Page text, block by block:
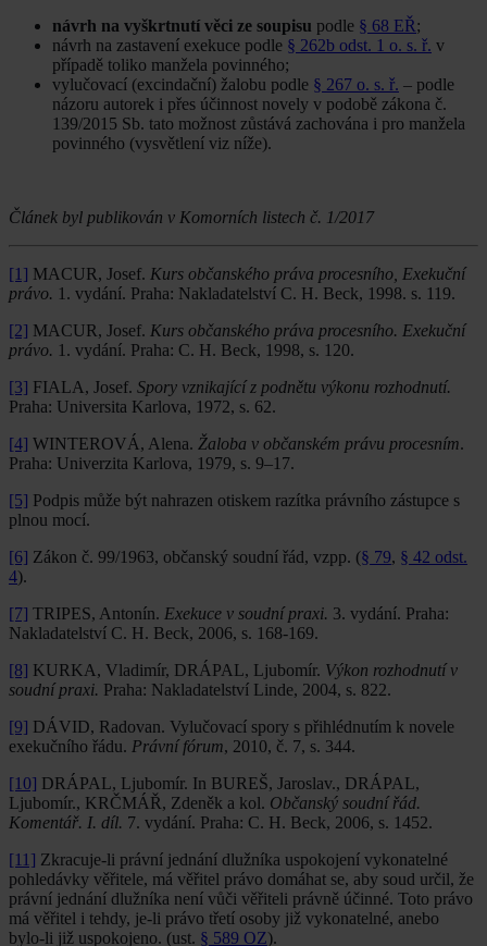
návrh na vyškrt­nutí věci ze soupisu podle § 68 EŘ;
návrh na zastavení exekuce podle § 262b odst. 1 o. s. ř. v
případě toliko manžela povinného;
vylučovací (excindační) žalobu podle § 267 o. s. ř. – pod­le
názoru autorek i přes účinnost novely v podobě záko­na č.
139/2015 Sb. tato možnost zůstává zachována i pro manžela
povinného (vysvětlení viz níže).
Článek byl publikován v Komorních listech č. 1/2017
[1] MACUR, Josef. Kurs občanského práva procesního, Exekuční
právo. 1. vydání. Praha: Nakladatelství C. H. Beck, 1998. s. 119.
[2] MACUR, Josef. Kurs občanského práva procesního. Exekuční
právo. 1. vydání. Praha: C. H. Beck, 1998, s. 120.
[3] FIALA, Josef. Spory vznikající z podnětu výkonu rozhodnutí.
Praha: Universita Karlova, 1972, s. 62.
[4] WINTEROVÁ, Alena. Žaloba v občanském právu procesním.
Praha: Univerzita Karlova, 1979, s. 9–17.
[5] Podpis může být nahrazen otiskem razítka právního zástupce s
plnou mocí.
[6] Zákon č. 99/1963, občanský soudní řád, vzpp. (§ 79, § 42 odst.
4).
[7] TRIPES, Antonín. Exekuce v soudní praxi. 3. vydání. Praha:
Naklada­telství C. H. Beck, 2006, s. 168-169.
[8] KURKA, Vladimír, DRÁPAL, Ljubomír. Výkon rozhodnutí v
soudní praxi. Praha: Nakladatelství Linde, 2004, s. 822.
[9] DÁVID, Radovan. Vylučovací spory s přihlédnutím k novele
exekučního řádu. Právní fórum, 2010, č. 7, s. 344.
[10] DRÁPAL, Ljubomír. In BUREŠ, Jaroslav., DRÁPAL,
Ljubomír., KRČMÁŘ, Zdeněk a kol. Občanský soudní řád.
Komentář. I. díl. 7. vydání. Praha: C. H. Beck, 2006, s. 1452.
[11] Zkracuje-li právní jednání dlužníka uspokojení vykonatelné
pohledávky věřitele, má věřitel právo domáhat se, aby soud určil, že
právní jednání dlužníka není vůči věřiteli právně účinné. Toto právo
má věřitel i tehdy, je-li právo třetí osoby již vykonatelné, anebo
bylo-li již uspokojeno. (ust. § 589 OZ).